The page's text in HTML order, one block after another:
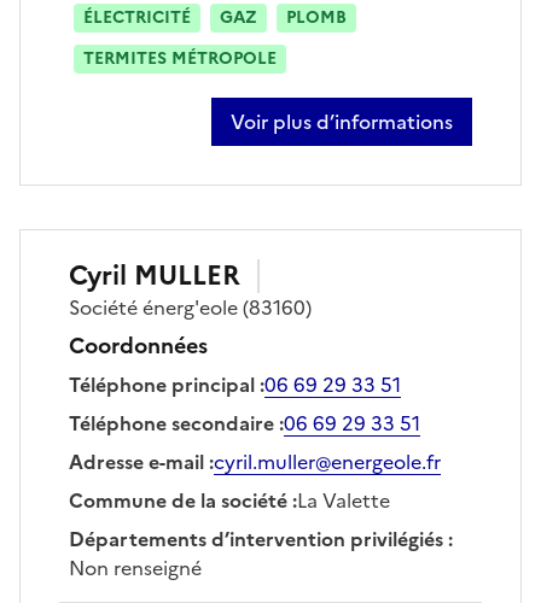
ÉLECTRICITÉ GAZ
PLOMB
TERMITES MÉTROPOLE
Voir plus d’informations
sur jean luc chalard
Cyril MULLER
Sociétéénerg'eole(83160)
Coordonnées
Téléphone principal:06 69 29 33 51
Téléphone secondaire:06 69 29 33 51
Adresse e-mail:cyril.muller@energeole.fr
Commune de la société:La Valette
Départements d’intervention privilégiés:
Non renseigné